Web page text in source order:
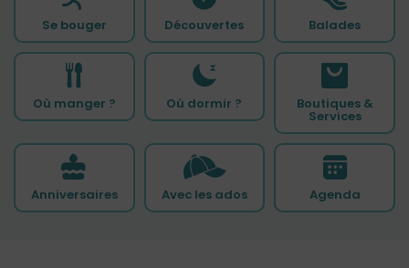
Se bouger Découvertes Balades
Où manger ? Où dormir ? Boutiques &
Services
Anniversaires Avec les ados Agenda